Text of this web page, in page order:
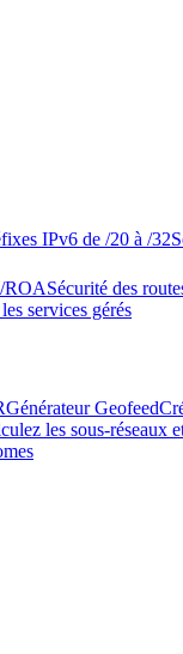
IPv6 de /20 à /32
ROASécurité des
services gérés
Générateur Geofeed
les sous-réseaux